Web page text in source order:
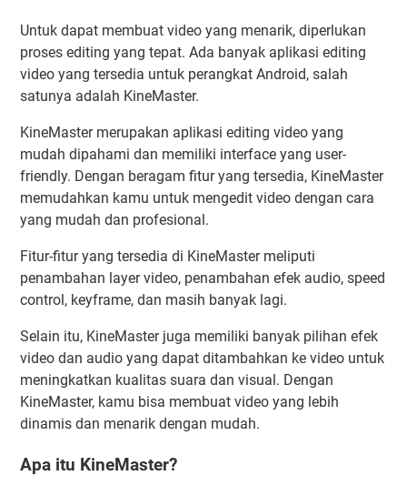
Untuk dapat membuat video yang menarik, diperlukan
proses editing yang tepat. Ada banyak aplikasi editing
video yang tersedia untuk perangkat Android, salah
satunya adalah KineMaster.
KineMaster merupakan aplikasi editing video yang
mudah dipahami dan memiliki interface yang user-
friendly. Dengan beragam fitur yang tersedia, KineMaster
memudahkan kamu untuk mengedit video dengan cara
yang mudah dan profesional.
Fitur-fitur yang tersedia di KineMaster meliputi
penambahan layer video, penambahan efek audio, speed
control, keyframe, dan masih banyak lagi.
Selain itu, KineMaster juga memiliki banyak pilihan efek
video dan audio yang dapat ditambahkan ke video untuk
meningkatkan kualitas suara dan visual. Dengan
KineMaster, kamu bisa membuat video yang lebih
dinamis dan menarik dengan mudah.
Apa itu KineMaster?